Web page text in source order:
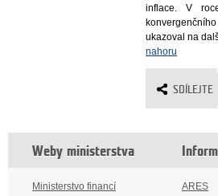
inflace. V
ukazoval na
nahoru
SDÍLEJTE
Weby ministerstva
Ministerstvo financí
ARES